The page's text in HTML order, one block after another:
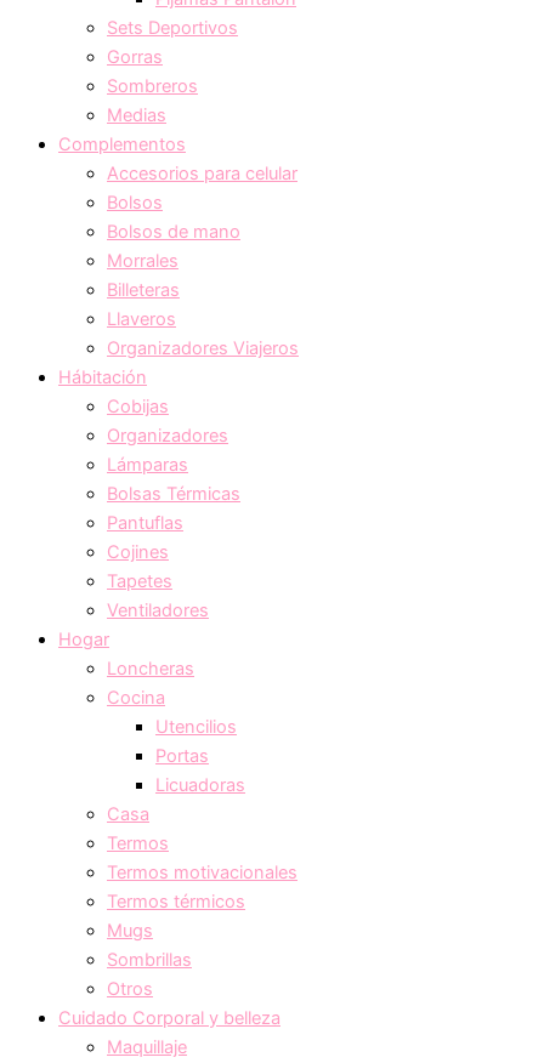
Sets Deportivos
Gorras
Sombreros
Medias
Complementos
Accesorios para celular
Bolsos
Bolsos de mano
Morrales
Billeteras
Llaveros
Organizadores Viajeros
Hábitación
Cobijas
Organizadores
Lámparas
Bolsas Térmicas
Pantuflas
Cojines
Tapetes
Ventiladores
Hogar
Loncheras
Cocina
Utencilios
Portas
Licuadoras
Casa
Termos
Termos motivacionales
Termos térmicos
Mugs
Sombrillas
Otros
Cuidado Corporal y belleza
Maquillaje